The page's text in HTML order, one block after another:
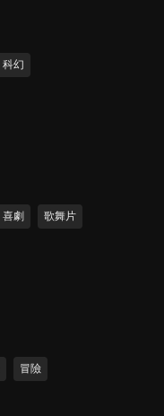
科幻
喜劇 歌舞片
冒險